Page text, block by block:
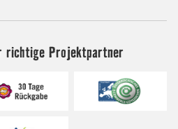
richtige Projektpartner